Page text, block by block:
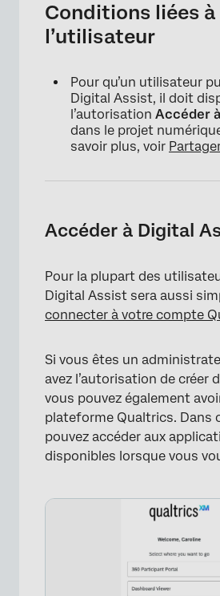
Conditions liées à
l’utilisateur
Pour qu’un utilisateur
Digital Assist, il doit
l’autorisation Accéder
dans le projet
savoir plus, voir
Accéder à Digital
Pour la plupart des
Digital Assist sera aussi
connecter à votre compte
Si vous êtes un
avez l’autorisation de créer
vous pouvez également
plateforme Qualtrics. Dans
pouvez accéder aux
disponibles lorsque vous